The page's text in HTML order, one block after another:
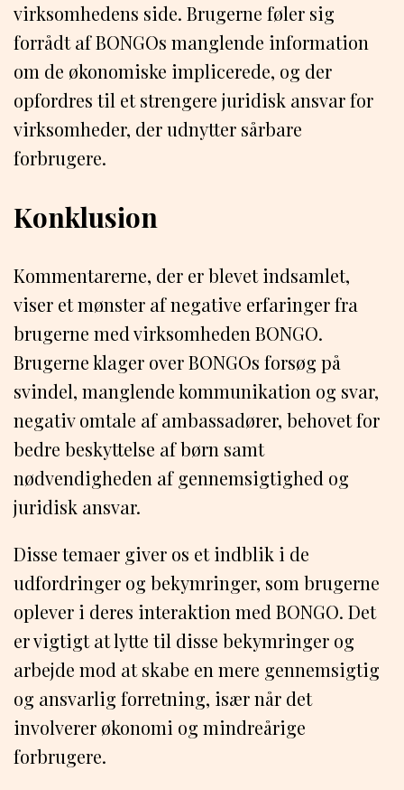
virksomhedens side. Brugerne føler sig
forrådt af BONGOs manglende information
om de økonomiske implicerede, og der
opfordres til et strengere juridisk ansvar for
virksomheder, der udnytter sårbare
forbrugere.
Konklusion
Kommentarerne, der er blevet indsamlet,
viser et mønster af negative erfaringer fra
brugerne med virksomheden BONGO.
Brugerne klager over BONGOs forsøg på
svindel, manglende kommunikation og svar,
negativ omtale af ambassadører, behovet for
bedre beskyttelse af børn samt
nødvendigheden af gennemsigtighed og
juridisk ansvar.
Disse temaer giver os et indblik i de
udfordringer og bekymringer, som brugerne
oplever i deres interaktion med BONGO. Det
er vigtigt at lytte til disse bekymringer og
arbejde mod at skabe en mere gennemsigtig
og ansvarlig forretning, især når det
involverer økonomi og mindreårige
forbrugere.